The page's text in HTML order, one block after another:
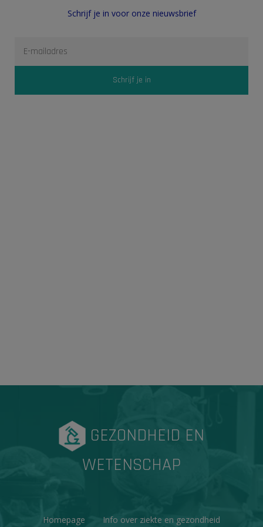
Schrijf je in voor onze nieuwsbrief
GEZONDHEID EN
WETENSCHAP
Homepage Info over ziekte en gezondheid